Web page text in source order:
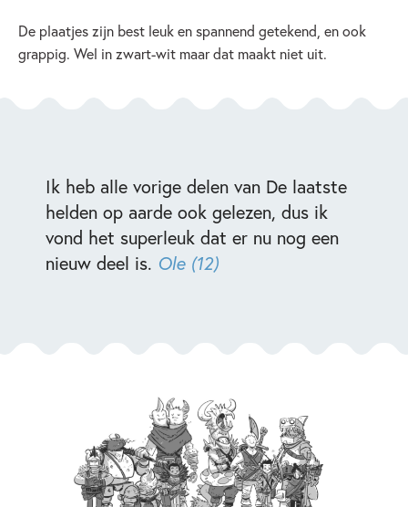
De plaatjes zijn best leuk en spannend getekend, en ook
grappig. Wel in zwart-wit maar dat maakt niet uit.
Ik heb alle vorige delen van De laatste
helden op aarde ook gelezen, dus ik
vond het superleuk dat er nu nog een
nieuw deel is. Ole (12)